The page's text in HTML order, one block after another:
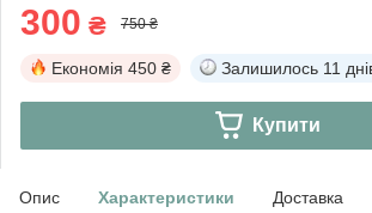
300 ₴ 750 ₴
Економія 450 ₴ Залишилось 11
Купити
Опис Характеристики Доставка